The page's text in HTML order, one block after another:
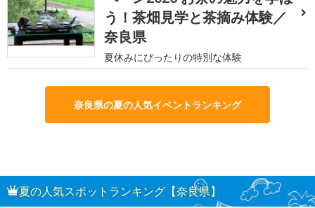
う！茶畑見学と茶摘み体験／
奈良県
夏休みにぴったりの特別な体験
奈良県の夏の人気イベントランキング
夏の人気スポットランキング【奈良県】